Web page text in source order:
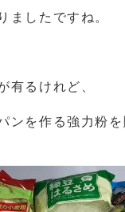
ましたですね。
有るけれど、
ンを作る強力粉を